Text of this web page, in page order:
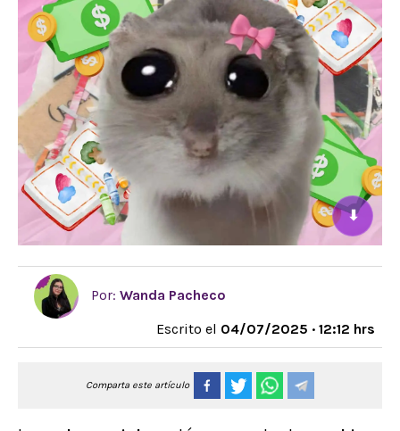
⬇
Por: Wanda Pacheco
Escrito el 04/07/2025 · 12:12 hrs
Comparta este artículo